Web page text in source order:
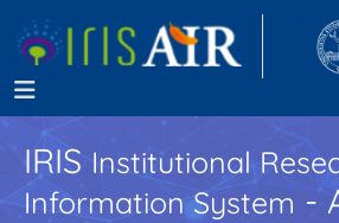
IRISInstitutional
Information System -